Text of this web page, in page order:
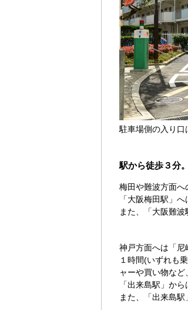
駐車場側の入り口
駅から徒歩３分
梅田や難波方面へ
「大阪梅田駅」
また、「大阪難
神戸方面へは「
１時間(いずれも
ャーや買い物など
「出来島駅」か
また、「出来島